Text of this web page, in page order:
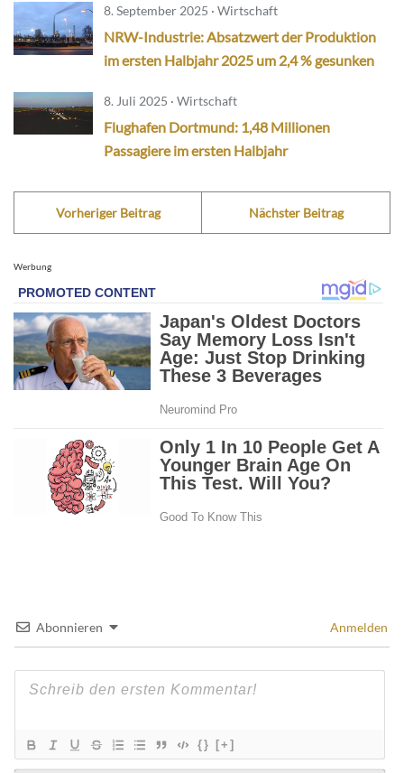
8. September 2025 · Wirtschaft
NRW-Industrie: Absatzwert der Produktion
im ersten Halbjahr 2025 um 2,4 % gesunken
8. Juli 2025 · Wirtschaft
Flughafen Dortmund: 1,48 Millionen
Passagiere im ersten Halbjahr
Vorheriger Beitrag Nächster Beitrag
Werbung
Abonnieren Anmelden
{} [+]